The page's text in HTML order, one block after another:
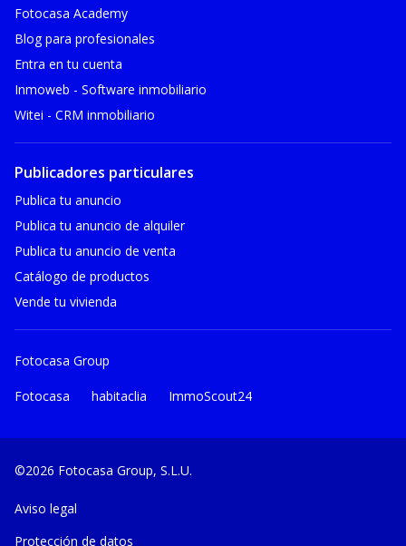
Fotocasa Academy
Blog para profesionales
Entra en tu cuenta
Inmoweb - Software inmobiliario
Witei - CRM inmobiliario
Publicadores particulares
Publica tu anuncio
Publica tu anuncio de alquiler
Publica tu anuncio de venta
Catálogo de productos
Vende tu vivienda
Fotocasa Group
Fotocasa habitaclia ImmoScout24
©2026 Fotocasa Group, S.L.U.
Aviso legal
Protección de datos